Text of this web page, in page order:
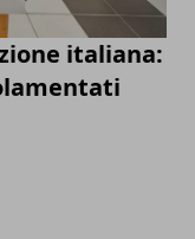
italiana: